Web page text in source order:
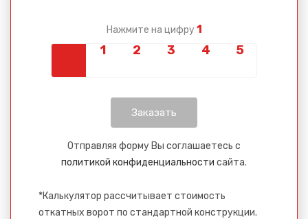
Нажмите на цифру 1
Отправляя форму Вы соглашаетесь с
политикой конфиденциальности сайта.
*Калькулятор рассчитывает стоимость
откатных ворот по стандартной конструкции.
Спасибо за обращение, наш специалист свяжется с
Вами.